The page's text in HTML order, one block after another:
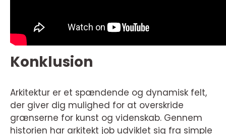
Konklusion
Arkitektur er et spændende og dynamisk felt,
der giver dig mulighed for at overskride
grænserne for kunst og videnskab. Gennem
historien har arkitekt job udviklet sig fra simple